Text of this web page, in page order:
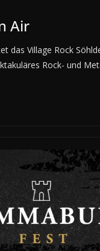
Air
das Village Rock
Rock- und